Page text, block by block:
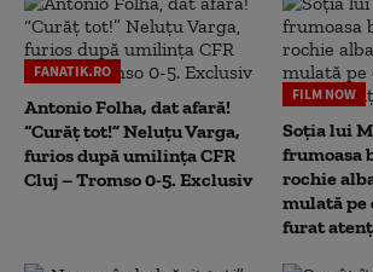
FANATIK.RO
Antonio Folha, dat afară!
“Curăț tot!” Neluțu Varga,
furios după umilința CFR
Cluj – Tromso 0-5. Exclusiv
FILM NOW
Soția lui
frumoasa
rochie
mulată pe
furat